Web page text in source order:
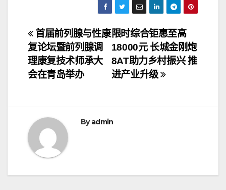
文
章
导
限时综合钜惠至高
18000元 长城金刚炮
8AT助力乡村振兴 推
进产业升级
首届前列腺与性康
复论坛暨前列腺调
理康复技术师承大
会在青岛举办
Byadmin